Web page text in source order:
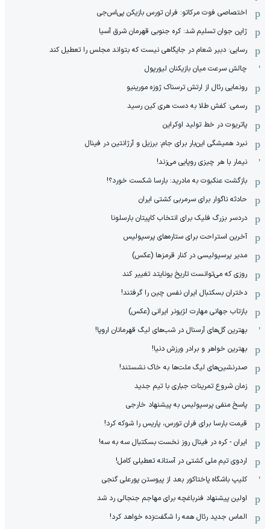
اختصاصی فوت مرکاتو: فران تورس بازیکن پی‌اس‌جی
ژاپن جوان تسلیم شد: کره جنوبی قهرمان شرق آسیا
رسایی: دبیر شعام در جایگاهی نیست که بتواند مجلس را تعطیل کند
چالش سرعت میان بازیکنان لیورپول
رونمایی رئال از ارتش ترسناک ژوزه مورینیو
رسمی: کفش طلا به دست هری کین رسید
پاتریوت در خط تولید اوکراین
نبرد همیشگی این‌بار برای جام: برزیل و آرژانتین در فینال
نیمار با هر چیزی روپایی می‌زند!
بازگشت عنکبوت به مادرید: بارسا شکست خورد؟!
حادثه ناگوار برای سرمربی کشتی ایران
دردسر بزرگ فلیک برای انتخاب کاپیتان بارسلونا
آخرین استراحت برای ستاره‌های پرسپولیس
مدیر پرسپولیسی در کنار قرمزها (عکس)
روزی که می‌توانست تاریخ یونایتد تغییر کند
دختران بسکتبال ایران نفس چین را گرفتند!
بازتاب جهانی مهارت لژیونر ایرانی (عکس)
بهترین گل‌های آرسنال در شب‌های لیگ قهرمانان اروپا!
بهترین خواهر و برادر ورزش دنیا!
صدرنشین‌های لیگ ملت‌ها به خاک نشستند!
زمان شروع تمرینات جباری با تیم جدید
پاسخ منفی پرسپولیس به پیشنهاد خارجی
قیمت بارسا برای فران تورس، پاریس را شوکه کرد!
ایران - کره در فینال روز نخست بسکتبال سه به سه!
اردوی تیم ملی کشتی در آستانه تعطیلی کامل!
کلیپ باشگاه پاختاکور بعد از پیوستن پورعلی گنجی
اولین پیشنهاد فنرباغچه برای مهاجم جنجالی رد شد
الماس جدید رئال همه را شگفت‌زده خواهد کرد!